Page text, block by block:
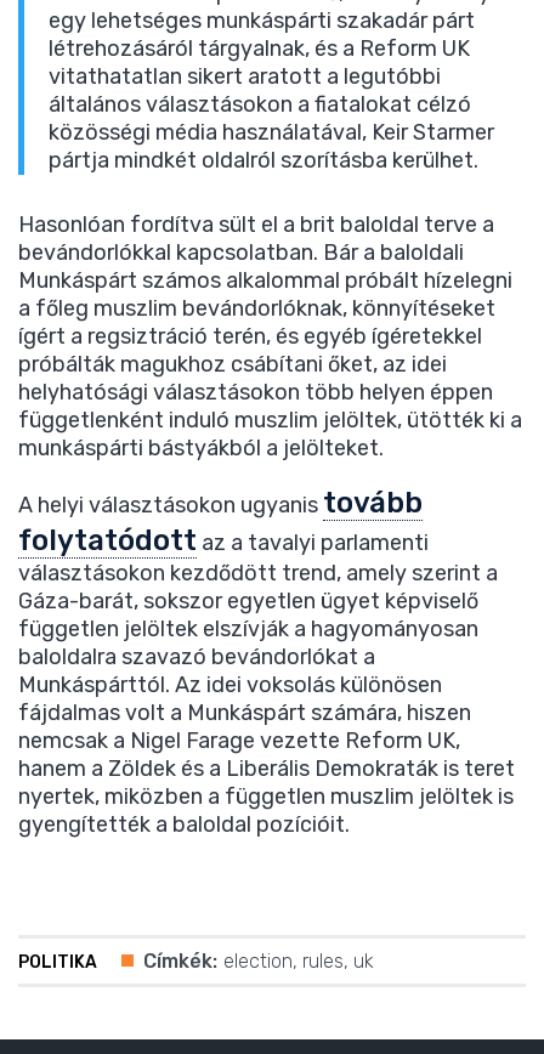
egy lehetséges munkáspárti szakadár párt
létrehozásáról tárgyalnak, és a Reform UK
vitathatatlan sikert aratott a legutóbbi
általános választásokon a fiatalokat célzó
közösségi média használatával, Keir Starmer
pártja mindkét oldalról szorításba kerülhet.
Hasonlóan fordítva sült el a brit baloldal terve a
bevándorlókkal kapcsolatban. Bár a baloldali
Munkáspárt számos alkalommal próbált hízelegni
a főleg muszlim bevándorlóknak, könnyítéseket
ígért a regsiztráció terén, és egyéb ígéretekkel
próbálták magukhoz csábítani őket, az idei
helyhatósági választásokon több helyen éppen
függetlenként induló muszlim jelöltek, ütötték ki a
munkáspárti bástyákból a jelölteket.
A helyi választásokon ugyanis tovább
folytatódott az a tavalyi parlamenti
választásokon kezdődött trend, amely szerint a
Gáza-barát, sokszor egyetlen ügyet képviselő
független jelöltek elszívják a hagyományosan
baloldalra szavazó bevándorlókat a
Munkáspárttól. Az idei voksolás különösen
fájdalmas volt a Munkáspárt számára, hiszen
nemcsak a Nigel Farage vezette Reform UK,
hanem a Zöldek és a Liberális Demokraták is teret
nyertek, miközben a független muszlim jelöltek is
gyengítették a baloldal pozícióit.
POLITIKA Címkék: election, rules, uk